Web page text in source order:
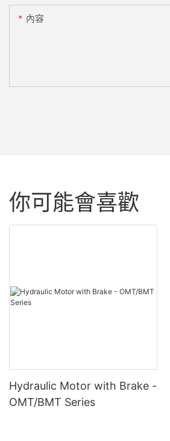
內容
你可能會喜歡
Hydraulic Motor with Brake -
OMT/BMT Series